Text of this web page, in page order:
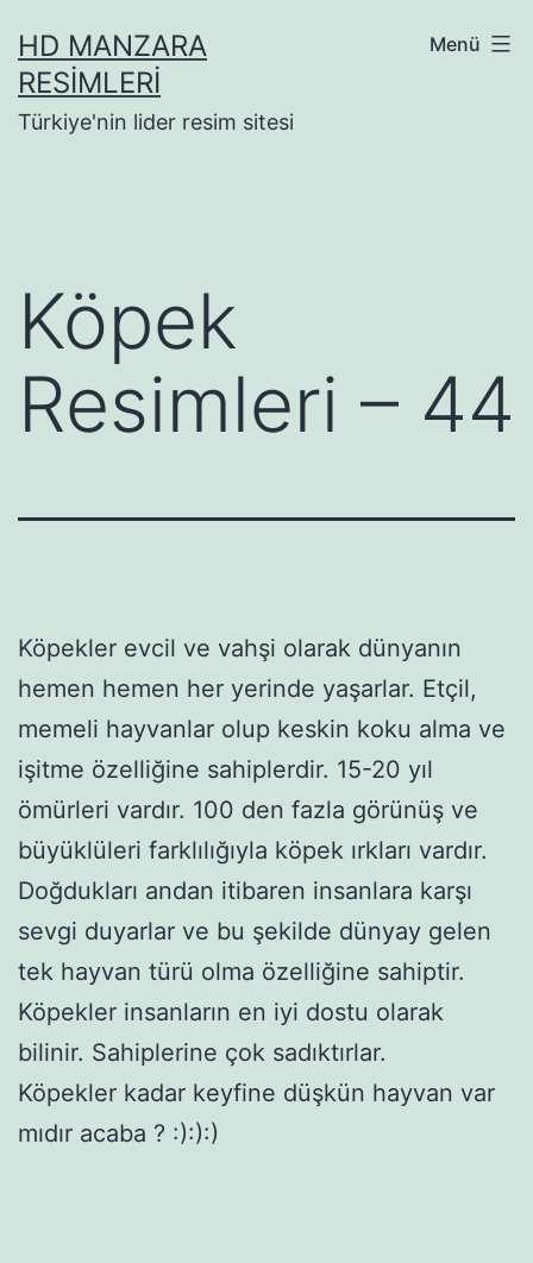
geçHD MANZARA
RESIMLERI
Türkiye'nin lider resim sitesi
Menü
Köpek
Resimleri – 44
Köpekler evcil ve vahşi olarak dünyanın
hemen hemen her yerinde yaşarlar. Etçil,
memeli hayvanlar olup keskin koku alma ve
işitme özelliğine sahiplerdir. 15-20 yıl
ömürleri vardır. 100 den fazla görünüş ve
büyüklüleri farklılığıyla köpek ırkları vardır.
Doğdukları andan itibaren insanlara karşı
sevgi duyarlar ve bu şekilde dünyay gelen
tek hayvan türü olma özelliğine sahiptir.
Köpekler insanların en iyi dostu olarak
bilinir. Sahiplerine çok sadıktırlar.
Köpekler kadar keyfine düşkün hayvan var
mıdır acaba ? :):):)